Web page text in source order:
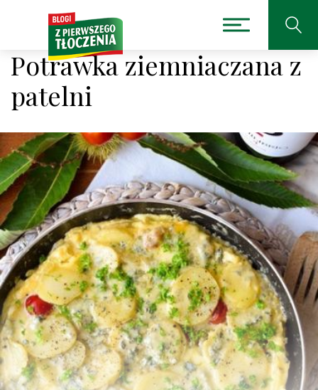
Potrawka ziemniaczana z
patelni